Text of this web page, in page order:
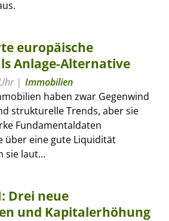
europäische
Anlage-Alternative
Immobilien
haben zwar Gegenwind
strukturelle Trends, aber sie
Fundamentaldaten
über eine gute Liquidität
sie laut...
Drei neue
und Kapitalerhöhung